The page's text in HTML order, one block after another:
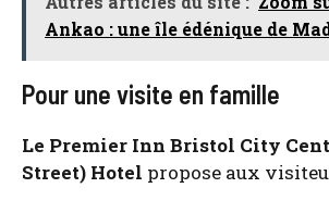
Ankao : une île édénique de
Pour une visite en famille
Le Pre­mier Inn Bris­tol City
Street) Hotel pro­pose aux